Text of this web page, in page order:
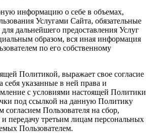
информацию о себе в объемах,
Услугами Сайта, обязательные
дальнейшего предоставления Услуг
образом, вся иная информация
по его собственному
Политикой, выражает свое согласие
себя указанные в ней права и
с условиями настоящей Политики
под ссылкой на данную Политику
согласием Пользователя на сбор,
передачу третьим лицам персональных
Пользователем.